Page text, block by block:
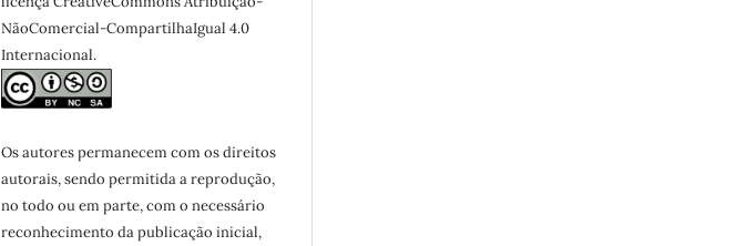
NãoComercial-CompartilhaIgual 4.0
Internacional.
Os autores permanecem com os direitos
autorais, sendo permitida a reprodução,
no todo ou em parte, com o necessário
reconhecimento da publicação inicial,